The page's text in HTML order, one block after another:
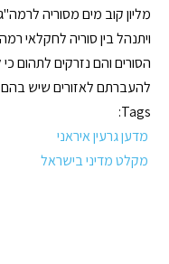
מליון קוב מים מסוריה
ויתנהל בין סוריה לחקלאי
הסורים והם נזרקים לתהום
להעברתם לאזורים שיש
Tags:
מדען גרעין איראני
מקלט מדיני בישראל